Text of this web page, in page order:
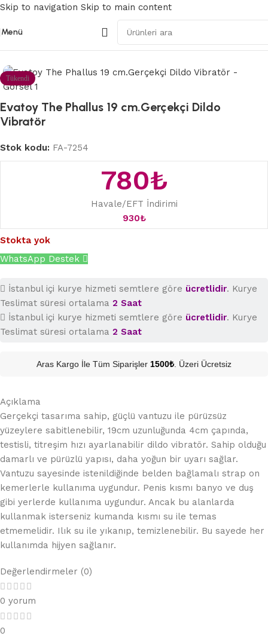
Skip to navigation Skip to main content
Menü
Gerçekçi Vibratörler
Tükendi
Evatoy The Phallus 19 cm.Gerçekçi Dildo
Vibratör
Stok kodu: FA-7254
780₺
Havale/EFT İndirimi
930₺
Stokta yok
WhatsApp Destek
İstanbul içi kurye hizmeti semtlere göre ücretlidir. Kurye
Teslimat süresi ortalama 2 Saat
İstanbul içi kurye hizmeti semtlere göre ücretlidir. Kurye
Teslimat süresi ortalama 2 Saat
Aras Kargo İle Tüm Siparişler 1500₺ . Üzeri Ücretsiz
Açıklama
Gerçekçi tasarıma sahip, güçlü vantuzu ile pürüzsüz
yüzeylere sabitlenebilir, 19cm uzunluğunda 4cm çapında,
testisli, titreşim hızı ayarlanabilir dildo vibratör. Sahip olduğu
damarlı ve pürüzlü yapısı, daha yoğun bir uyarı sağlar.
Vantuzu sayesinde istenildiğinde belden bağlamalı strap on
kemerlerle kullanıma uygundur. Penis kısmı banyo ve duş
gibi yerlerde kullanıma uygundur. Ancak bu alanlarda
kullanmak isterseniz kumanda kısmı su ile temas
etmemelidir. Ilık su ile yıkanıp, temizlenebilir. Bu sayede her
kullanımda hijyen sağlanır.
Değerlendirmeler (0)
0 yorum
0